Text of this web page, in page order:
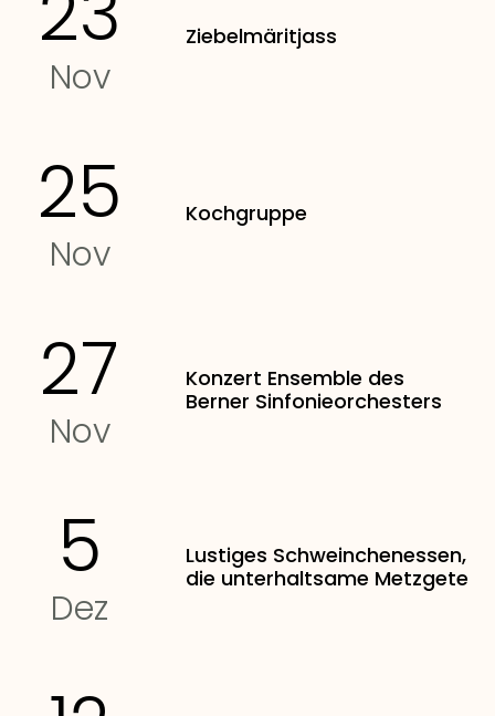
Nov
Ziebelmäritjass
25
Nov
Kochgruppe
27
Nov
Konzert Ensemble des
Berner Sinfonieorchesters
5
Dez
Lustiges Schweinchenessen,
die unterhaltsame Metzgete